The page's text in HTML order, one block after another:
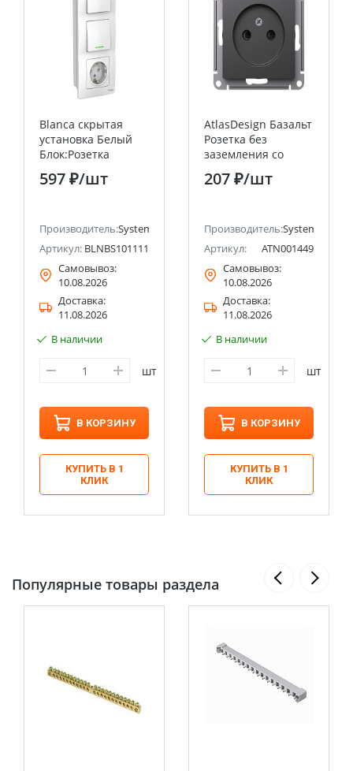
(ранее Schneider Electric)
Blanca скрытая
установка Белый
Блок:Розетка
заземляющий
контакт шт
1кл. Systeme
Electric (Schneider
Electric)
597 ₽/шт
Производитель:Systeme Electric (ранее Schneider Electric)
Артикул: BLNBS101111
Самовывоз:
10.08.2026
Доставка:
11.08.2026
В наличии
шт
В КОРЗИНУ
КУПИТЬ В 1
КЛИК
AtlasDesign Базальт
Розетка без
заземления со
шторками, 16А,
механизм Systeme
207 ₽/шт
Производитель:Systeme
Артикул:
ATN001449
Самовывоз:
10.08.2026
Доставка:
11.08.2026
В наличии
шт
В КОРЗИНУ
КУПИТЬ В 1
КЛИК
Популярные товары раздела